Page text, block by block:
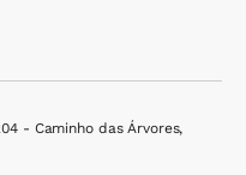
- Caminho das Árvores,